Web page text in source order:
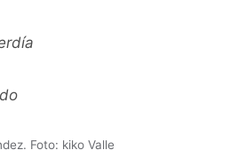
Foto: kiko Valle